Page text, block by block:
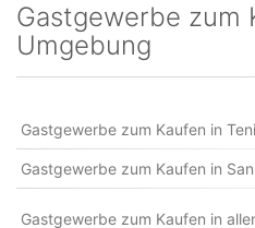
Gastgewerbe zum
Umgebung
Gastgewerbe zum Kaufen in
Gastgewerbe zum Kaufen in
Gastgewerbe zum Kaufen in